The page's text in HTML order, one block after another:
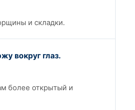
и складки.
вокруг глаз.
более открытый и